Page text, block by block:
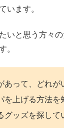
います。
いと思う方々
。
あって、どれが
を上げる方法を
グッズを探して